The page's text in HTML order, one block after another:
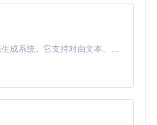
LTS）
11）
MiniMax H3 是一个通用的全模态生成系统。它支持对由文本、图像、视频和音频组成的多模态上下文进行统一理解，并能生成分辨率高达 2K、时长可达 15 秒的带原生立体声音频的视频。得益于面向任务泛化的系统设计，H3 在预训练阶段就已具备广泛的多模态上下文理解与生成能力，能够出色地执行复杂的多模态指令。